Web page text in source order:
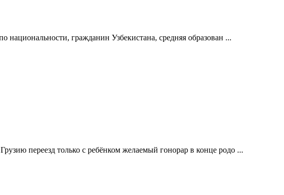
национальности, гражданин Узбекистана, средняя образован ...
переезд только с ребёнком желаемый гонорар в конце родо ...